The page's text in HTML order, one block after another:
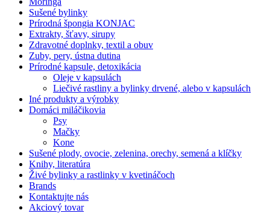
Sušené bylinky
Prírodná špongia KONJAC
Extrakty, šťavy, sirupy
Zdravotné doplnky, textil a obuv
Zuby, pery, ústna dutina
Prírodné kapsule, detoxikácia
Oleje v kapsulách
Liečivé rastliny a bylinky drvené, alebo v kapsulách
Iné produkty a výrobky
Domáci miláčikovia
Psy
Mačky
Kone
Sušené plody, ovocie, zelenina, orechy, semená a klíčky
Knihy, literatúra
Živé bylinky a rastlinky v kvetináčoch
Brands
Kontaktujte nás
Akciový tovar